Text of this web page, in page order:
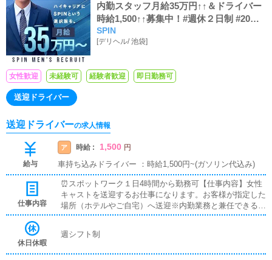
内勤スタッフ月給35万円↑↑＆ドライバー
時給1,500↑↑募集中！#週休２日制 #20代
活躍中
SPIN
[デリヘル/池袋]
女性歓迎 未経験可 経験者歓迎 即日勤務可
送迎ドライバー
送迎ドライバーの求人情報
給与
ア 時給 : 1,500 円
車持ち込みドライバー ：時給1,500円~(ガソリン代込み)
仕事内容
⏰スポットワーク１日4時間から勤務可【仕事内容】女性
キャストを送迎するお仕事になります。お客様が指定した
場所（ホテルやご自宅）へ送迎※内勤業務と兼任できる方
積極採用中※ドライバーは週一、二の勤務でも大歓迎！
休日休暇
週シフト制